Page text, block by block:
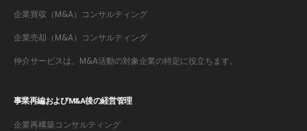
企業買収（M&A）コンサルティング
企業売却（M&A）コンサルティング
仲介サービスは、M&A活動の対象企業の特定に役立ちます。
事業再編およびM&A後の経営管理
企業再構築コンサルティング